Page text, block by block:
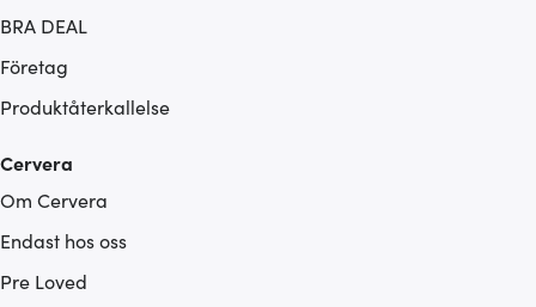
BRA DEAL
Företag
Produktåterkallelse
Cervera
Om Cervera
Endast hos oss
Pre Loved